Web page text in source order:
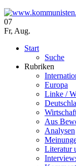
07
Fr, Aug.
Start
Suche
Rubriken
Europa
Linke /
Aus
Analysen
Literatur